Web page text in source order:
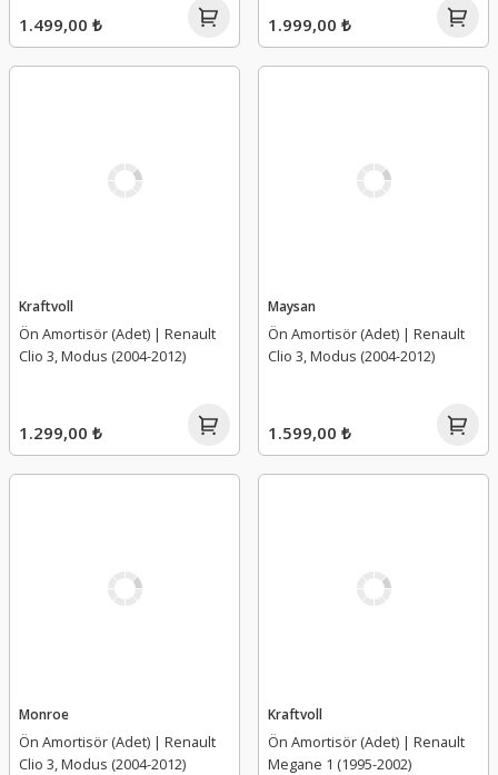
1.499,00 ₺ 1.999,00 ₺
Kraftvoll
Ön Amortisör (Adet) | Renault
Clio 3, Modus (2004-2012)
1.299,00 ₺
Maysan
Ön Amortisör (Adet) | Renault
Clio 3, Modus (2004-2012)
1.599,00 ₺
Monroe
Ön Amortisör (Adet) | Renault
Clio 3, Modus (2004-2012)
Kraftvoll
Ön Amortisör (Adet) | Renault
Megane 1 (1995-2002)